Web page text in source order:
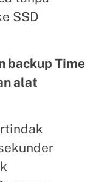
SSD
backup Time
alat